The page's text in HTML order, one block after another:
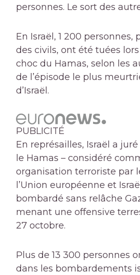
personnes. Le sort des
En Israël, 1 200
des civils, ont été tuées
choc du Hamas, selon les
de l’épisode le plus
d’Israël.
PUBLICITÉ
En représailles, Israël a juré
le Hamas – considéré
organisation terroriste par
l’Union européenne et
bombardé sans relâche
menant une offensive
27 octobre.
Plus de 13 300 personnes
dans les bombardements